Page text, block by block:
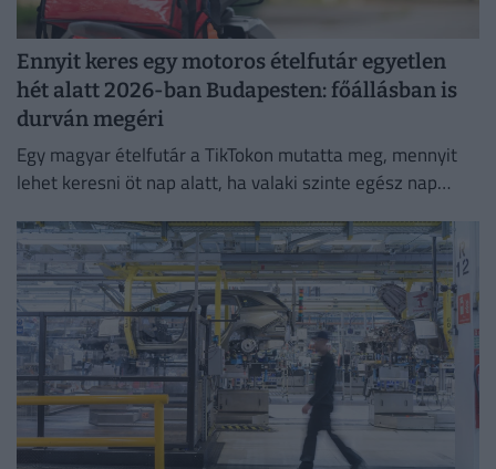
Ennyit keres egy motoros ételfutár egyetlen
hét alatt 2026-ban Budapesten: főállásban is
durván megéri
Egy magyar ételfutár a TikTokon mutatta meg, mennyit
lehet keresni öt nap alatt, ha valaki szinte egész nap